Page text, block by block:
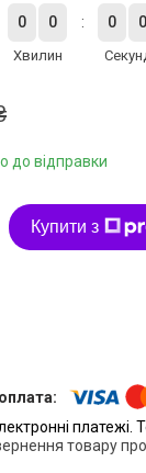
0 0
Хвилин
0 0
до відправки
Купити з
товару